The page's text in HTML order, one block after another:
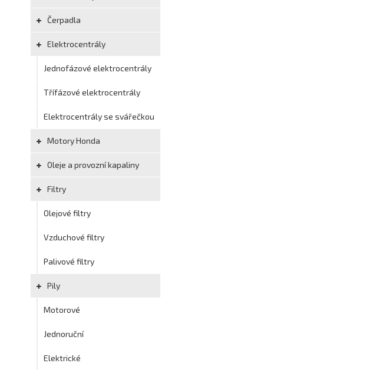
Čerpadla
Elektrocentrály
Jednofázové elektrocentrály
Třífázové elektrocentrály
Elektrocentrály se svářečkou
Motory Honda
Oleje a provozní kapaliny
Filtry
Olejové filtry
Vzduchové filtry
Palivové filtry
Pily
Motorové
Jednoruční
Elektrické